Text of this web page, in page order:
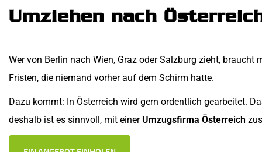
Umziehen nach
Wer von Berlin nach Wien, Graz oder Salzburg zieht,
Fristen, die niemand vorher auf dem Schirm hatte.
Dazu kommt: In Österreich wird gern ordentlich gearbeitet.
deshalb ist es sinnvoll, mit einer Umzugsfirma Österreich